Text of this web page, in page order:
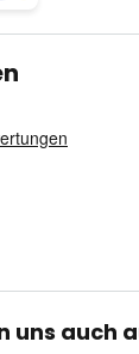
uns auch